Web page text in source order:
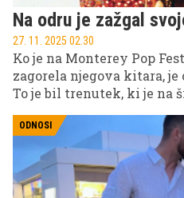
Na odru je zažgal
27. 11. 2025 02.30
Ko je na Monterey Pop
zagorela njegova kitara,
To je bil trenutek, ki je na
tem prevrnil vsa pravila
ODNOSI